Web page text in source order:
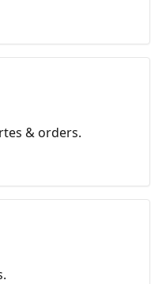
& orders.